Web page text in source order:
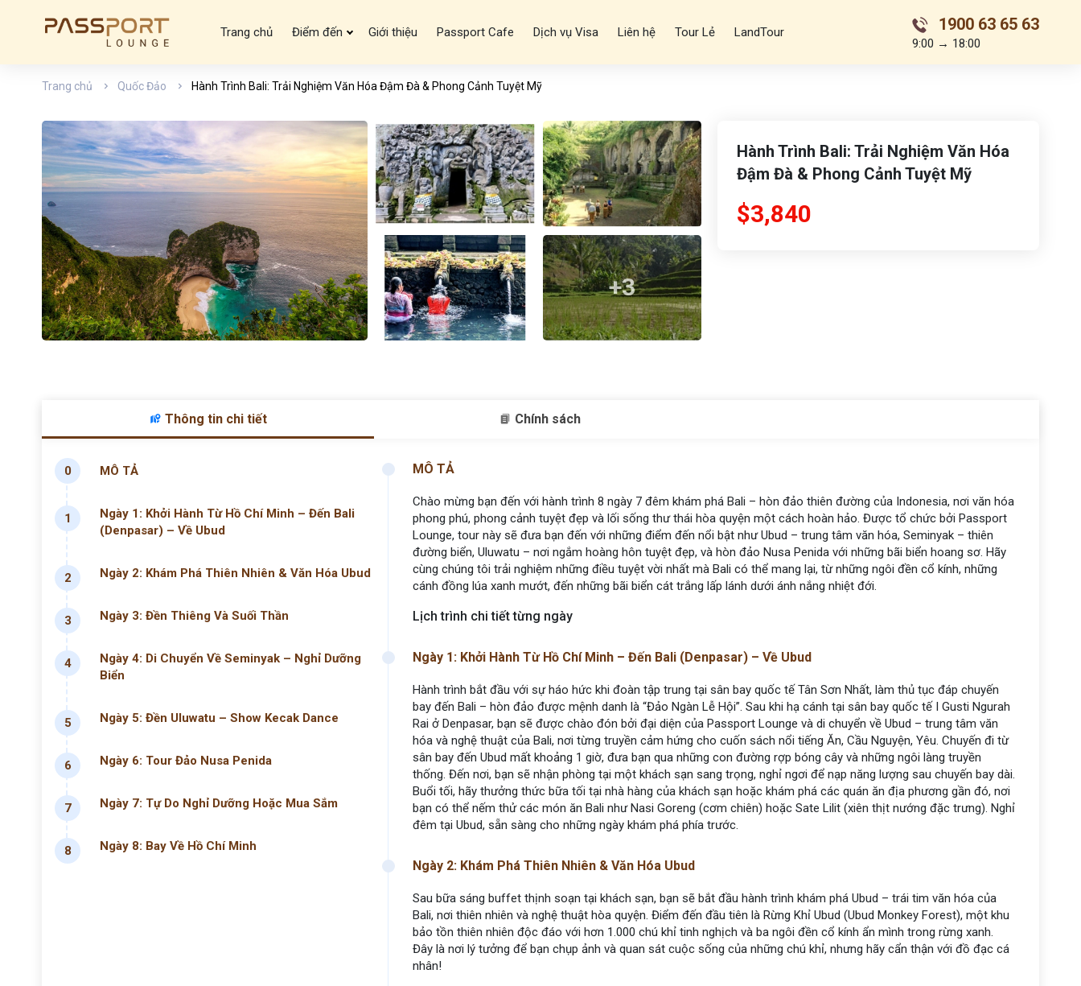
Trang chủ Điểm đến Giới thiệu Passport Cafe Dịch vụ Visa Liên hệ Tour Lẻ LandTour 1900 63 65 63
9:00 → 18:00
Trang chủ Quốc Đảo Hành Trình Bali: Trải Nghiệm Văn Hóa Đậm Đà & Phong Cảnh Tuyệt Mỹ
+3
Hành Trình Bali: Trải Nghiệm Văn Hóa
Đậm Đà & Phong Cảnh Tuyệt Mỹ
$3,840
Thông tin chi tiết Chính sách
0 MÔ TẢ
1
Ngày 1: Khởi Hành Từ Hồ Chí Minh – Đến Bali
(Denpasar) – Về Ubud
2 Ngày 2: Khám Phá Thiên Nhiên & Văn Hóa Ubud
3 Ngày 3: Đền Thiêng Và Suối Thần
4
Ngày 4: Di Chuyển Về Seminyak – Nghỉ Dưỡng
Biển
5 Ngày 5: Đền Uluwatu – Show Kecak Dance
6 Ngày 6: Tour Đảo Nusa Penida
7 Ngày 7: Tự Do Nghỉ Dưỡng Hoặc Mua Sắm
8 Ngày 8: Bay Về Hồ Chí Minh
MÔ TẢ
Chào mừng bạn đến với hành trình 8 ngày 7 đêm khám phá Bali – hòn đảo thiên đường của Indonesia, nơi văn hóa
phong phú, phong cảnh tuyệt đẹp và lối sống thư thái hòa quyện một cách hoàn hảo. Được tổ chức bởi Passport
Lounge, tour này sẽ đưa bạn đến với những điểm đến nổi bật như Ubud – trung tâm văn hóa, Seminyak – thiên
đường biển, Uluwatu – nơi ngắm hoàng hôn tuyệt đẹp, và hòn đảo Nusa Penida với những bãi biển hoang sơ. Hãy
cùng chúng tôi trải nghiệm những điều tuyệt vời nhất mà Bali có thể mang lại, từ những ngôi đền cổ kính, những
cánh đồng lúa xanh mướt, đến những bãi biển cát trắng lấp lánh dưới ánh nắng nhiệt đới.
Lịch trình chi tiết từng ngày
Ngày 1: Khởi Hành Từ Hồ Chí Minh – Đến Bali (Denpasar) – Về Ubud
Hành trình bắt đầu với sự háo hức khi đoàn tập trung tại sân bay quốc tế Tân Sơn Nhất, làm thủ tục đáp chuyến
bay đến Bali – hòn đảo được mệnh danh là “Đảo Ngàn Lễ Hội”. Sau khi hạ cánh tại sân bay quốc tế I Gusti Ngurah
Rai ở Denpasar, bạn sẽ được chào đón bởi đại diện của Passport Lounge và di chuyển về Ubud – trung tâm văn
hóa và nghệ thuật của Bali, nơi từng truyền cảm hứng cho cuốn sách nổi tiếng Ăn, Cầu Nguyện, Yêu. Chuyến đi từ
sân bay đến Ubud mất khoảng 1 giờ, đưa bạn qua những con đường rợp bóng cây và những ngôi làng truyền
thống. Đến nơi, bạn sẽ nhận phòng tại một khách sạn sang trọng, nghỉ ngơi để nạp năng lượng sau chuyến bay dài.
Buổi tối, hãy thưởng thức bữa tối tại nhà hàng của khách sạn hoặc khám phá các quán ăn địa phương gần đó, nơi
bạn có thể nếm thử các món ăn Bali như Nasi Goreng (cơm chiên) hoặc Sate Lilit (xiên thịt nướng đặc trưng). Nghỉ
đêm tại Ubud, sẵn sàng cho những ngày khám phá phía trước.
Ngày 2: Khám Phá Thiên Nhiên & Văn Hóa Ubud
Sau bữa sáng buffet thịnh soạn tại khách sạn, bạn sẽ bắt đầu hành trình khám phá Ubud – trái tim văn hóa của
Bali, nơi thiên nhiên và nghệ thuật hòa quyện. Điểm đến đầu tiên là Rừng Khỉ Ubud (Ubud Monkey Forest), một khu
bảo tồn thiên nhiên độc đáo với hơn 1.000 chú khỉ tinh nghịch và ba ngôi đền cổ kính ẩn mình trong rừng xanh.
Đây là nơi lý tưởng để bạn chụp ảnh và quan sát cuộc sống của những chú khỉ, nhưng hãy cẩn thận với đồ đạc cá
nhân!